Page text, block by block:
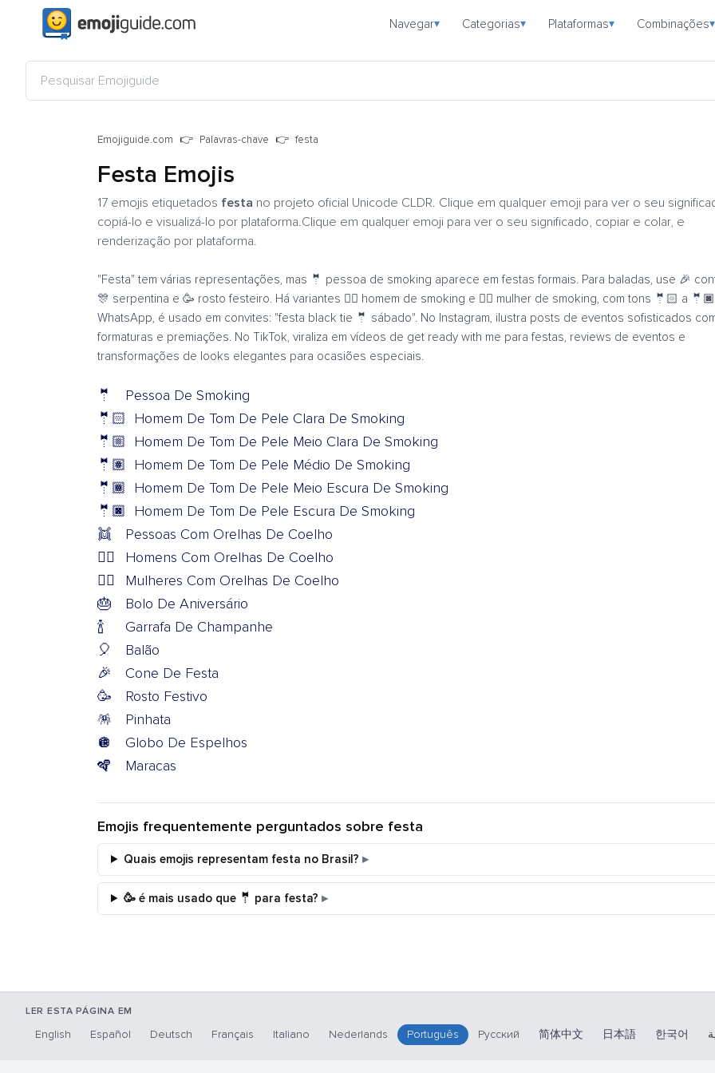
Navegar▾ Categorias▾ Plataformas▾ Combinações▾
Emojiguide.com Palavras-chave festa
Festa Emojis
17 emojis etiquetados festa no projeto oficial Unicode CLDR. Clique em qualquer emoji para ver o seu
copiá-lo e visualizá-lo por plataforma.Clique em qualquer emoji para ver o seu significado, copiar e colar, e
renderização por plataforma.
"Festa" tem várias representações, mas 🤵 pessoa de smoking aparece em festas formais. Para baladas, use 🎉
🎊 serpentina e 🥳 rosto festeiro. Há variantes 🤵‍♂️ homem de smoking e 🤵‍♀️ mulher de smoking, com tons 🤵🏻 a
WhatsApp, é usado em convites: "festa black tie 🤵 sábado". No Instagram, ilustra posts de eventos sofisticados
formaturas e premiações. No TikTok, viraliza em vídeos de get ready with me para festas, reviews de eventos e
transformações de looks elegantes para ocasiões especiais.
🤵
Pessoa De Smoking
🤵🏻 Homem De Tom De Pele Clara De Smoking
🤵🏼 Homem De Tom De Pele Meio Clara De Smoking
🤵🏽 Homem De Tom De Pele Médio De Smoking
🤵🏾 Homem De Tom De Pele Meio Escura De Smoking
🤵🏿 Homem De Tom De Pele Escura De Smoking
👯
Pessoas Com Orelhas De Coelho
👯‍♂️
Homens Com Orelhas De Coelho
👯‍♀️
Mulheres Com Orelhas De Coelho
🎂
Bolo De Aniversário
🍾
Garrafa De Champanhe
🎈
Balão
🎉
Cone De Festa
🥳
Rosto Festivo
🪅
Pinhata
🪩
Globo De Espelhos
🪇
Maracas
Emojis frequentemente perguntados sobre festa
Quais emojis representam festa no Brasil?
🥳 é mais usado que 🤵 para festa?
LER ESTA PÁGINA EM
English Español Deutsch Français Italiano Nederlands Português Русский 简体中文 日本語 한국어